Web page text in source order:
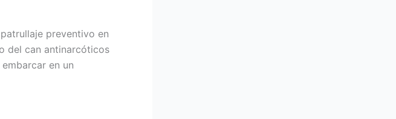
preventivo en
del can antinarcóticos
en un